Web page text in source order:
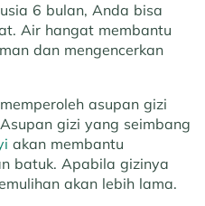
6 bulan, Anda bisa
Air hangat membantu
dan mengencerkan
asupan gizi
gizi yang seimbang
akan membantu
batuk. Apabila gizinya
akan lebih lama.